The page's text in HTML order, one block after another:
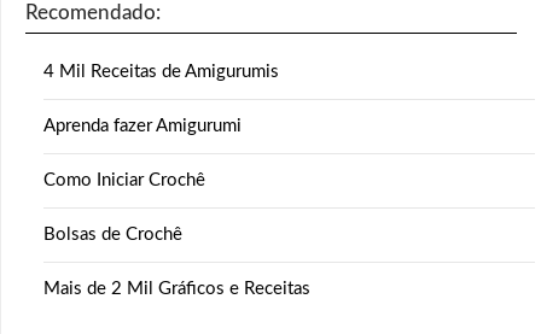
Recomendado:
4 Mil Receitas de Amigurumis
Aprenda fazer Amigurumi
Como Iniciar Crochê
Bolsas de Crochê
Mais de 2 Mil Gráficos e Receitas